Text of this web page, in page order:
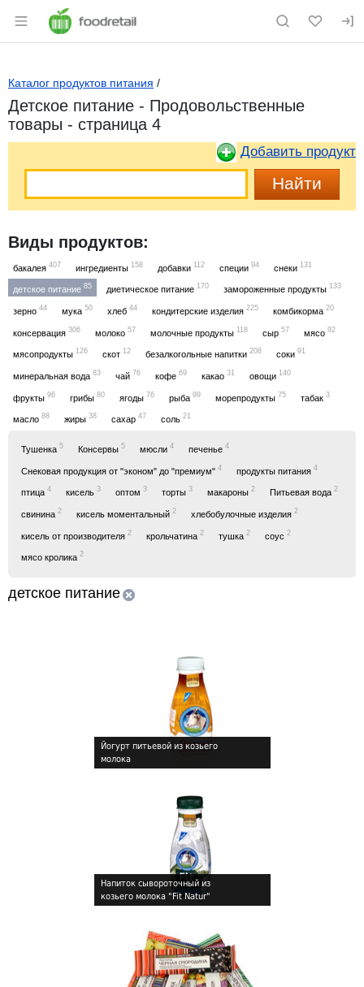
Раздел навигации по сайту
Каталог продуктов питания /
Детское питание - Продовольственные
товары - страница 4
Добавить продукт
Виды продуктов:
бакалея 407 ингредиенты 158 добавки 112 специи 94 снеки 131
детское питание 85 диетическое питание 170 замороженные продукты 133
зерно 44 мука 50 хлеб 44 кондитерские изделия 225 комбикорма 20
консервация 306 молоко 57 молочные продукты 118 сыр 57 мясо 92
мясопродукты 126 скот 12 безалкогольные напитки 208 соки 91
минеральная вода 83 чай 76 кофе 69 какао 31 овощи 140
фрукты 96 грибы 80 ягоды 76 рыба 99 морепродукты 75 табак 3
масло 88 жиры 38 сахар 47 соль 21
Тушенка 5 Консервы 5 мюсли 4 печенье 4
Снековая продукция от "эконом" до "премиум" 4 продукты питания 4
птица 4 кисель 3 оптом 3 торты 3 макароны 2 Питьевая вода 2
свинина 2 кисель моментальный 2 хлебобулочные изделия 2
кисель от производителя 2 крольчатина 2 тушка 2 соус 2
мясо кролика 2
детское питание
Йогурт питьевой из козьего
молока
Напиток сывороточный из
козьего молока "Fit Natur"